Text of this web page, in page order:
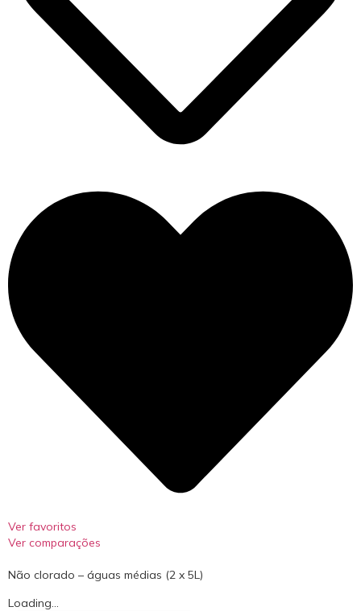
Ver favoritos
Ver comparações
Não clorado – águas médias (2 x 5L)
Loading...